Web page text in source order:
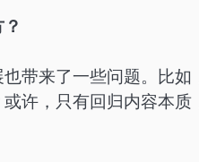
带来了一些问题。比
许，只有回归内容本